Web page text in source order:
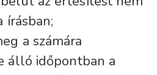
írásban;
a számára
álló időpontban a